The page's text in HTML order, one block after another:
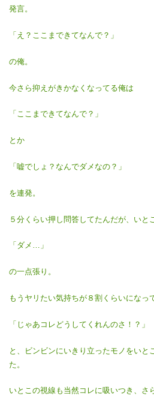
発言。
「え？ここまできてなんで？」
の俺。
今さら抑えがきかなくなってる俺は
「ここまできてなんで？」
とか
「嘘でしょ？なんでダメなの？」
を連発。
５分くらい押し問答してたんだが、いと
「ダメ…」
の一点張り。
もうヤリたい気持ちが８割くらいになっ
「じゃあコレどうしてくれんのさ！？」
と、ビンビンにいきり立ったモノをいと
た。
いとこの視線も当然コレに吸いつき、さ